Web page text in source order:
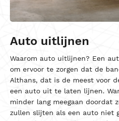
Auto uitlijnen
Waarom auto uitlijnen? Een
om ervoor te zorgen dat de
Althans, dat is de meest voor
een auto uit te laten lijnen.
minder lang meegaan doordat
zullen slijten als een auto niet